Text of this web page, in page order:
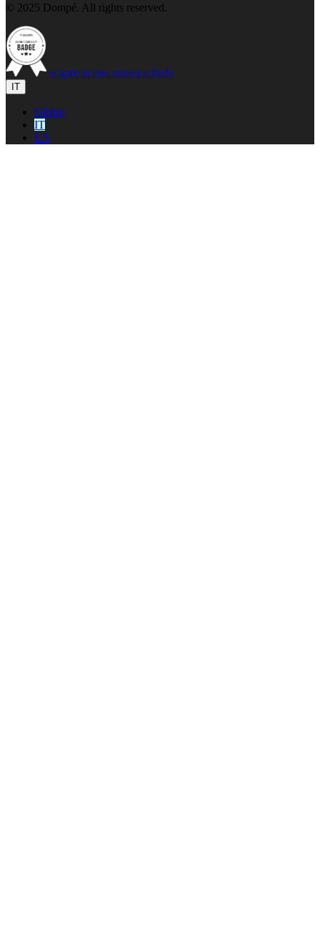
© 2025 Dompé. All rights reserved.
si apre in una nuova scheda
IT
Global
IT
US